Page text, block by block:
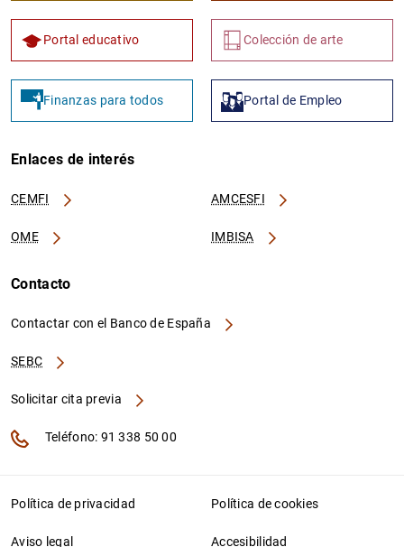
Portal educativo Colección de arte
Finanzas para todos Portal de Empleo
Enlaces de interés
CEMFI AMCESFI
OME IMBISA
Contacto
Contactar con el Banco de España
SEBC
Solicitar cita previa
Teléfono: 91 338 50 00
Política de privacidad Política de cookies
Aviso legal Accesibilidad